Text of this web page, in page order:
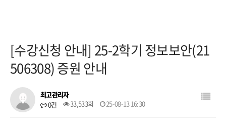
학부자료
대학원
[수강신청 안내] 25-2학기 정보보안(21
506308) 증원 안내
최고관리자
0건
33,533회 25-08-13 16:30